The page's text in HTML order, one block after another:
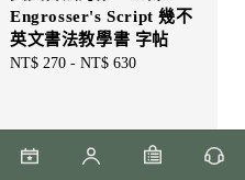
Engrosser's Script 幾不
英文書法教學書 字帖
Regular
NT$ 270 - NT$ 630